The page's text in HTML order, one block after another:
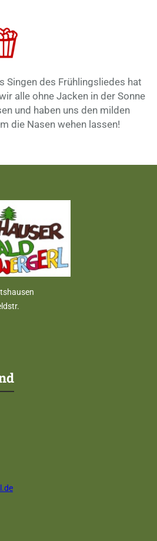
Singen des Frühlingsliedes hat
alle ohne Jacken in der Sonne
und haben uns den milden
die Nasen wehen lassen!